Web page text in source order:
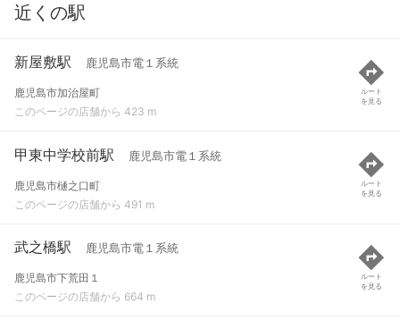
近くの駅
新屋敷駅 鹿児島市電１系統
鹿児島市加治屋町
このページの店舗から 423 m
ルート
を見る
甲東中学校前駅 鹿児島市電１系統
鹿児島市樋之口町
このページの店舗から 491 m
ルート
を見る
武之橋駅 鹿児島市電１系統
鹿児島市下荒田１
このページの店舗から 664 m
ルート
を見る